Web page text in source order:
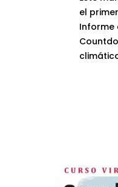
el
Informe